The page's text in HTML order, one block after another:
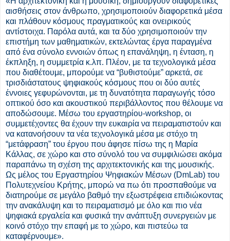
αισθήσεις στον άνθρωπο, χρησιμοποιούν διαφορετικά μέσα
και πλάθουν κόσμους πραγματικούς και ονειρικούς
αντίστοιχα. Παρόλα αυτά, και τα δύο χρησιμοποιούν την
επιστήμη των μαθηματικών, εκτελώντας έργα παραγμένα
από ένα σύνολο εννοιών όπως η επανάληψη, η ένταση, η
έκπληξη, η συμμετρία κ.λπ. Πλέον, με τα τεχνολογικά μέσα
που διαθέτουμε, μπορούμε να “βυθιστούμε” αρκετά, σε
τρισδιάστατους ψηφιακούς κόσμους που οι δύο αυτές
έννοιες γεφυρώνονται, με τη δυνατότητα παραγωγής τόσο
οπτικού όσο και ακουστικού περιβάλλοντος που θέλουμε να
αποδώσουμε. Μέσω του εργαστηρίου-workshop, οι
συμμετέχοντες θα έχουν την ευκαιρία να πειραματιστούν και
να κατανοήσουν τα νέα τεχνολογικά μέσα με στόχο τη
“μετάφραση” του έργου που άφησε πίσω της η Μαρία
Κάλλας, σε χώρο και στο σύνολό του να συμφιλιώσει ακόμα
παραπάνω τη σχέση της αρχιτεκτονικής και της μουσικής.
Ως μέλος του Εργαστηρίου Ψηφιακών Μέσων (DmLab) του
Πολυτεχνείου Κρήτης, μπορώ να πω ότι προσπαθούμε να
διατηρούμε σε μεγάλο βαθμό την εξωστρέφεια επιδιώκοντας
την ανακάλυψη και το πειραματισμό με όλο και πιο νέα
ψηφιακά εργαλεία και φυσικά την ανάπτυξη συνεργειών με
κοινό στόχο την επαφή με το χώρο, και πιστεύω τα
καταφέρνουμε».